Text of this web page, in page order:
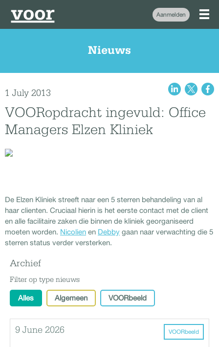
Aanmelden
Nieuws
1 July 2013
VOORopdracht ingevuld: Office
Managers Elzen Kliniek
De Elzen Kliniek streeft naar een 5 sterren behandeling van al
haar clienten. Cruciaal hierin is het eerste contact met de client
en alle facilitaire zaken die binnen de kliniek georganiseerd
moeten worden. Nicolien en Debby gaan naar verwachting die 5
sterren status verder versterken.
Archief
Filter op type nieuws
Alles Algemeen VOORbeeld
VOORbeeld
9 June 2026